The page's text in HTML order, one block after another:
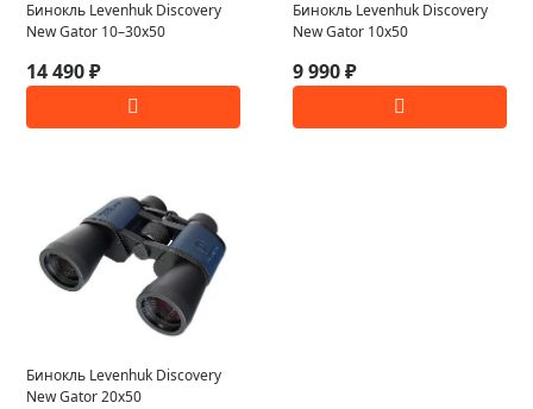
Бинокль Levenhuk Discovery
New Gator 10–30x50
14 490 ₽
Бинокль Levenhuk Discovery
New Gator 10x50
9 990 ₽
Бинокль Levenhuk Discovery
New Gator 20x50